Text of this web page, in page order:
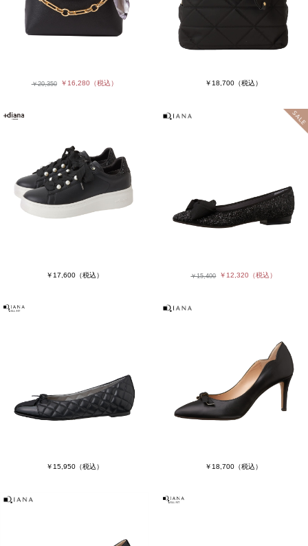
￥20,350 ￥16,280（税込） ￥18,700 （税込）
￥17,600（税込） ￥15,400 ￥12,320 （税込）
￥15,950（税込） ￥18,700 （税込）